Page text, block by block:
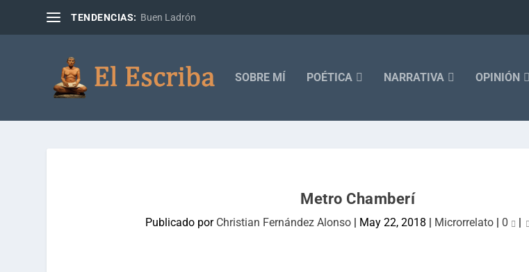
TENDENCIAS: Buen Ladrón
SOBRE MÍ POÉTICA NARRATIVA OPINIÓN
Metro Chamberí
Publicado por Christian Fernández Alonso | May 22, 2018 | Microrrelato | 0 |